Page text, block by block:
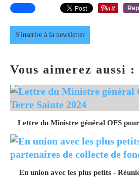
S'inscrire à la newsletter
Vous aimerez aussi :
Lettre du Ministre général OFS
En union avec les plus petits -